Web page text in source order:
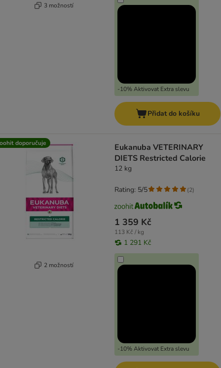
3 možností
-10% Aktivovat Extra slevu
Přidat do košíku
doporučuje
2 možností
Eukanuba VETERINARY
DIETS Restricted Calorie
12 kg
1 359 Kč
113 Kč / kg
1 291 Kč
-10% Aktivovat Extra slevu
Rating: 5/5 (2)